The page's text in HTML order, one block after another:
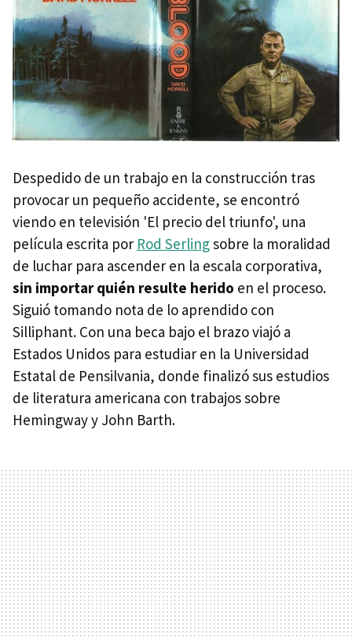
Despedido de un trabajo en la construcción tras
provocar un pequeño accidente, se encontró
viendo en televisión 'El precio del triunfo', una
película escrita por Rod Serlingsobre la moralidad
de luchar para ascender en la escala corporativa,
sin importar quién resulte herido en el proceso.
Siguió tomando nota de lo aprendido con
Silliphant. Con una beca bajo el brazo viajó a
Estados Unidos para estudiar en la Universidad
Estatal de Pensilvania, donde finalizó sus estudios
de literatura americana con trabajos sobre
Hemingway y John Barth.